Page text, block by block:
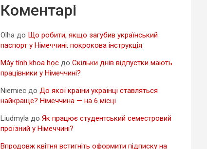
Коментарі
Olha до Що робити, якщо загубив український
паспорт у Німеччині: покрокова інструкція
Máy tính khoa học доСкільки днів відпустки мають
працівники у Німеччині?
Niemiec доДо якої країни українці ставляться
найкраще? Німеччина — на 6 місці
Liudmyla доЯк працює студентський семестровий
проїзний у Німеччині?
Впродовж квітня встигніть оформити підписку на